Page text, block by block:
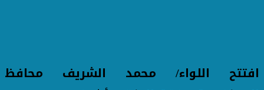
افتتح اللواء/ محمد الشريف محافظ